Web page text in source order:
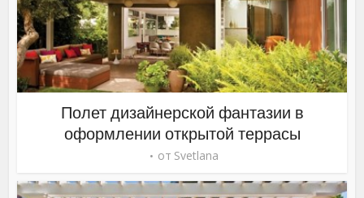
Полет дизайнерской фантазии в
оформлении открытой террасы
от Svetlana